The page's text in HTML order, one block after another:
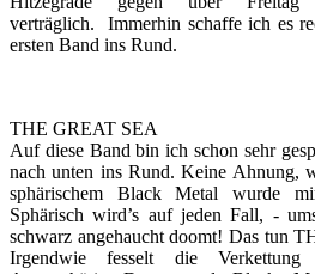
verträglich. Immerhin schaffe ich es
ersten Band ins Rund.
THE GREAT SEA
Auf diese Band bin ich schon sehr
nach unten ins Rund. Keine Ahnung,
sphärischem Black Metal wurde
Sphärisch wird’s auf jeden Fall, -
schwarz angehaucht doomt! Das tun
Irgendwie fesselt die